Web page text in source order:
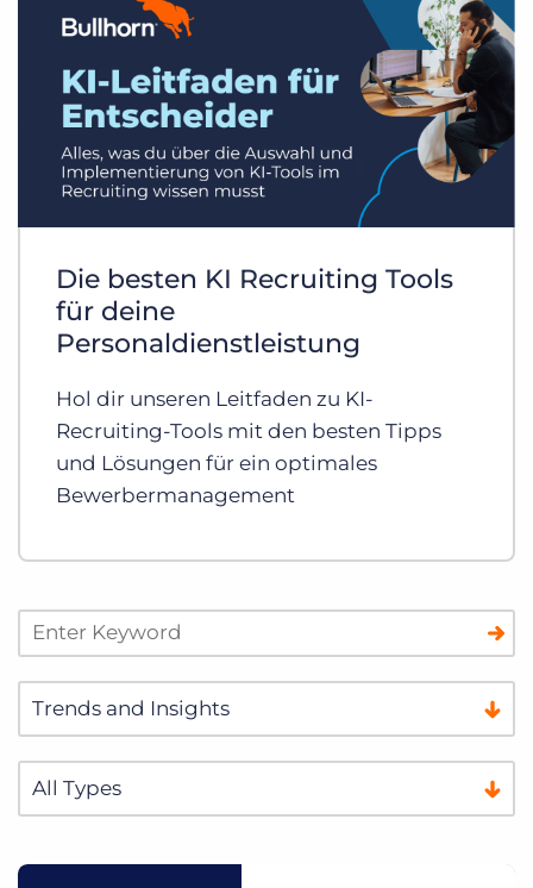
Die besten KI Recruiting Tools
für deine
Personaldienstleistung
Hol dir unseren Leitfaden zu KI-
Recruiting-Tools mit den besten Tipps
und Lösungen für ein optimales
Bewerbermanagement